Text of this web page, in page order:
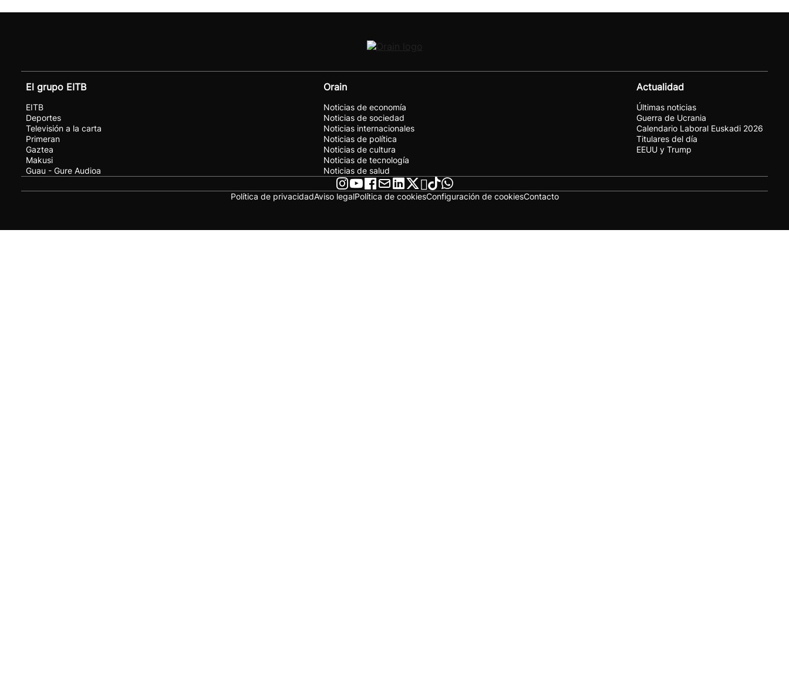
El grupo EITB
EITB
Deportes
Televisión a la carta
Primeran
Gaztea
Makusi
Guau - Gure Audioa
Orain
Noticias de economía
Noticias de sociedad
Noticias internacionales
Noticias de política
Noticias de cultura
Noticias de tecnología
Noticias de salud
Actualidad
Últimas noticias
Guerra de Ucrania
Calendario Laboral Euskadi 2026
Titulares del día
EEUU y Trump
Política de privacidadAviso legalPolítica de cookiesConfiguración de cookiesContacto